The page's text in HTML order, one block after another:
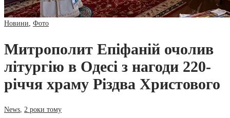
Новини Фото
Митрополит Епіфаній очолив
літургію в Одесі з нагоди 220-
річчя храму Різдва Христового
News 2 роки тому